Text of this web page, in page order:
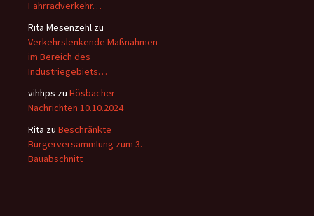
Fahrradverkehr…
Rita Mesenzehl zu
Verkehrslenkende Maßnahmen
im Bereich des
Industriegebiets…
vihhps zu Hösbacher
Nachrichten 10.10.2024
Rita zu Beschränkte
Bürgerversammlung zum 3.
Bauabschnitt